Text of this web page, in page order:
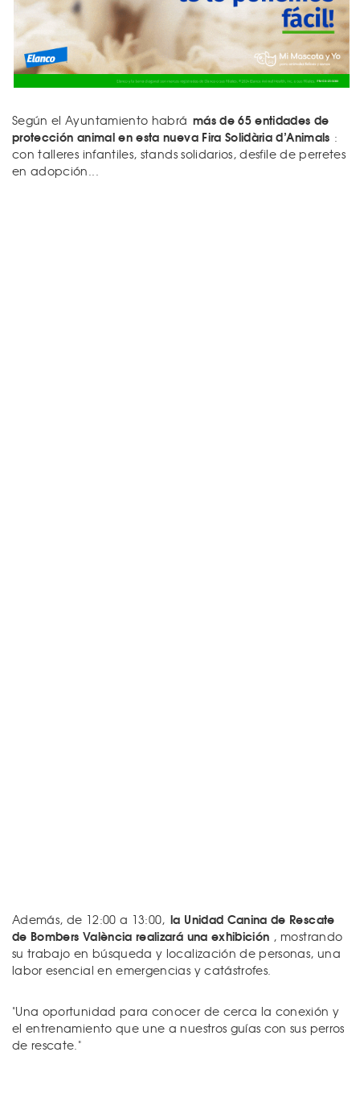
Según el Ayuntamiento habrá más de 65 entidades de
protección animal en esta nueva Fira Solidària d’Animals :
con talleres infantiles, stands solidarios, desfile de perretes
en adopción...
Además, de 12:00 a 13:00, la Unidad Canina de Rescate
de Bombers València realizará una exhibición , mostrando
su trabajo en búsqueda y localización de personas, una
labor esencial en emergencias y catástrofes.
"Una oportunidad para conocer de cerca la conexión y
el entrenamiento que une a nuestros guías con sus perros
de rescate."